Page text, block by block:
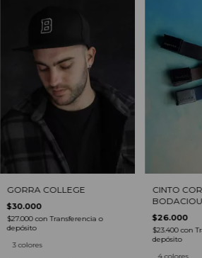
GORRA COLLEGE
$30.000
$27.000con Transferencia o
depósito
3 colores
CINTO
$26.000
$23.400con
depósito
4 colores